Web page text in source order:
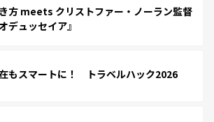
方 meets クリストファー・ノーラン監督
デュッセイア』
もスマートに！ トラベルハック2026